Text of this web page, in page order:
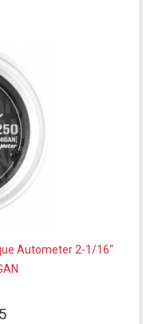
Autometer 2-1/16"